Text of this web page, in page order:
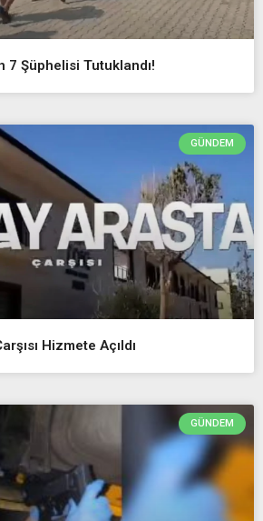
7 Şüphelisi Tutuklandı!
GÜNDEM
Hizmete Açıldı
GÜNDEM